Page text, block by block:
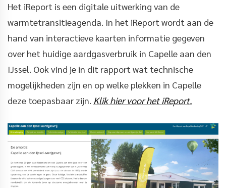
Het iReport is een digitale uitwerking van de
warmtetransitieagenda. In het iReport wordt aan de
hand van interactieve kaarten informatie gegeven
over het huidige aardgasverbruik in Capelle aan den
IJssel. Ook vind je in dit rapport wat technische
mogelijkheden zijn en op welke plekken in Capelle
deze toepasbaar zijn. Klik hier voor het iReport.